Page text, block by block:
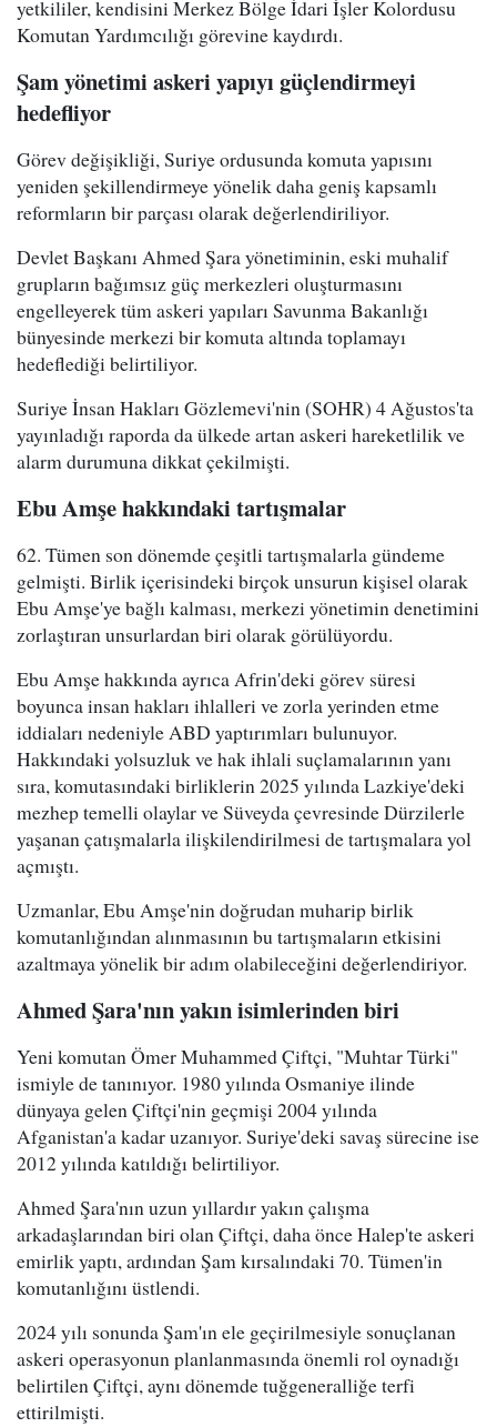
yetkililer, kendisini Merkez Bölge İdari İşler Kolordusu
Komutan Yardımcılığı görevine kaydırdı.
Şam yönetimi askeri yapıyı güçlendirmeyi
hedefliyor
Görev değişikliği, Suriye ordusunda komuta yapısını
yeniden şekillendirmeye yönelik daha geniş kapsamlı
reformların bir parçası olarak değerlendiriliyor.
Devlet Başkanı Ahmed Şara yönetiminin, eski muhalif
grupların bağımsız güç merkezleri oluşturmasını
engelleyerek tüm askeri yapıları Savunma Bakanlığı
bünyesinde merkezi bir komuta altında toplamayı
hedeflediği belirtiliyor.
Suriye İnsan Hakları Gözlemevi'nin (SOHR) 4 Ağustos'ta
yayınladığı raporda da ülkede artan askeri hareketlilik ve
alarm durumuna dikkat çekilmişti.
Ebu Amşe hakkındaki tartışmalar
62. Tümen son dönemde çeşitli tartışmalarla gündeme
gelmişti. Birlik içerisindeki birçok unsurun kişisel olarak
Ebu Amşe'ye bağlı kalması, merkezi yönetimin denetimini
zorlaştıran unsurlardan biri olarak görülüyordu.
Ebu Amşe hakkında ayrıca Afrin'deki görev süresi
boyunca insan hakları ihlalleri ve zorla yerinden etme
iddiaları nedeniyle ABD yaptırımları bulunuyor.
Hakkındaki yolsuzluk ve hak ihlali suçlamalarının yanı
sıra, komutasındaki birliklerin 2025 yılında Lazkiye'deki
mezhep temelli olaylar ve Süveyda çevresinde Dürzilerle
yaşanan çatışmalarla ilişkilendirilmesi de tartışmalara yol
açmıştı.
Uzmanlar, Ebu Amşe'nin doğrudan muharip birlik
komutanlığından alınmasının bu tartışmaların etkisini
azaltmaya yönelik bir adım olabileceğini değerlendiriyor.
Ahmed Şara'nın yakın isimlerinden biri
Yeni komutan Ömer Muhammed Çiftçi, "Muhtar Türki"
ismiyle de tanınıyor. 1980 yılında Osmaniye ilinde
dünyaya gelen Çiftçi'nin geçmişi 2004 yılında
Afganistan'a kadar uzanıyor. Suriye'deki savaş sürecine ise
2012 yılında katıldığı belirtiliyor.
Ahmed Şara'nın uzun yıllardır yakın çalışma
arkadaşlarından biri olan Çiftçi, daha önce Halep'te askeri
emirlik yaptı, ardından Şam kırsalındaki 70. Tümen'in
komutanlığını üstlendi.
2024 yılı sonunda Şam'ın ele geçirilmesiyle sonuçlanan
askeri operasyonun planlanmasında önemli rol oynadığı
belirtilen Çiftçi, aynı dönemde tuğgeneralliğe terfi
ettirilmişti.